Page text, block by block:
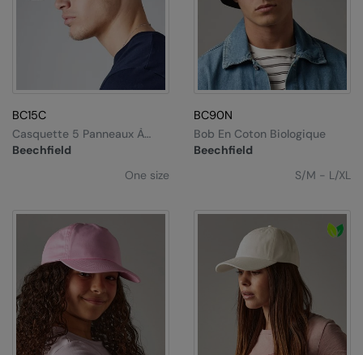
Onna By Premier
Portman & Pooch
Pro RTX
RalaBundle
RalaDeal - Outlet
RalaFlex
Regatta High Visibility
Regatta Honestly Made
BC15C
Beechfield
Casquette 5 Panneaux À
Visière Sandwich Ultimate
One size
BC90N
Beechfield
Bob En Coton Biologique
S/M - L/XL